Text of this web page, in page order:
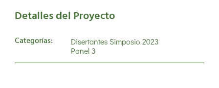
Detalles del Proyecto
Categorías:
Disertantes Simposio 2023
Panel 3